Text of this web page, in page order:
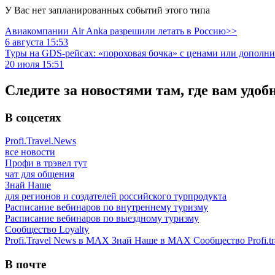
У Вас нет запланированных событий этого типа
Авиакомпании Air Anka разрешили летать в Россию>>
6 августа 15:53
Туры на GDS-рейсах: «пороховая бочка» с ценами или
20 июля 15:51
Следите за новостями там, где вам
В соцсетях
Profi.Travel.News
все новости
Профи в трэвел тут
чат для общения
Знай Наше
для регионов и создателей российского турпродукта
Расписание вебинаров по внутреннему туризму
Расписание вебинаров по выездному туризму
Сообщество Loyalty
Profi.Travel News в MAX Знай Наше в MAX Сообщество
В почте